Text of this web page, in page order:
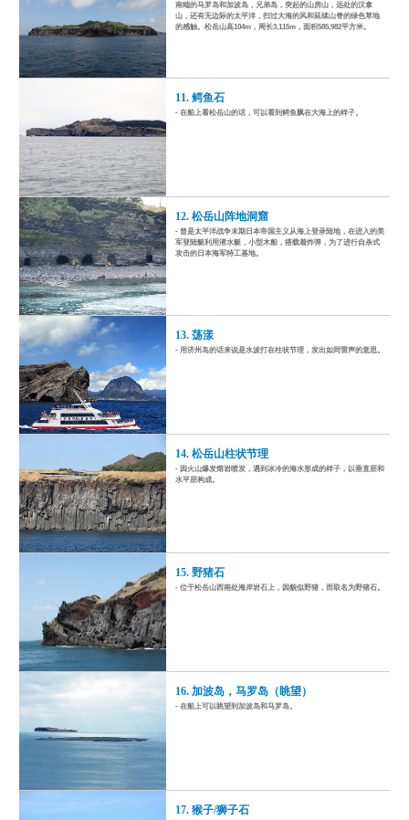
南端的马罗岛和加波岛，兄弟岛，突起的山房山，远处的汉拿
山，还有无边际的太平洋，扫过大海的风和延续山脊的绿色草地
的感触。松岳山高104m，周长3,115m，面积585,982平方米。
11. 鳄鱼石
- 在船上看松岳山的话，可以看到鳄鱼飘在大海上的样子。
12. 松岳山阵地洞窟
- 曾是太平洋战争末期日本帝国主义从海上登录陆地，在进入的美
军登陆艇利用潜水艇，小型木船，搭载着炸弹，为了进行自杀式
攻击的日本海军特工基地。
13. 荡漾
- 用济州岛的话来说是水波打在柱状节理，发出如同雷声的意思。
14. 松岳山柱状节理
- 因火山爆发熔岩喷发，遇到冰冷的海水形成的样子，以垂直层和
水平层构成。
15. 野猪石
- 位于松岳山西南处海岸岩石上，因貌似野猪，而取名为野猪石。
16. 加波岛，马罗岛（眺望）
- 在船上可以眺望到加波岛和马罗岛。
17. 猴子/狮子石